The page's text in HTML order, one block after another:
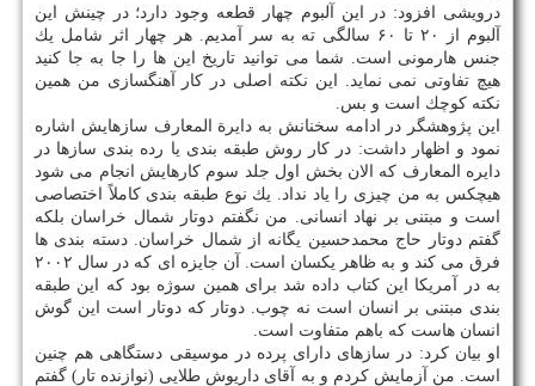
درویشی افزود: در این آلبوم چهار قطعه وجود دارد؛ در چینش این
آلبوم از ۲۰ تا ۶۰ سالگی ته به سر آمدیم. هر چهار اثر شامل یك
جنس هارمونی است. شما می توانید تاریخ این ها را جا به جا كنید
هیچ تفاوتی نمی نماید. این نكته اصلی در كار آهنگسازی من همین
نكته كوچك است و بس.
این پژوهشگر در ادامه سخنانش به دایرة المعارف سازهایش اشاره
نمود و اظهار داشت: در كار روش طبقه بندی یا رده بندی سازها در
دایره المعارف كه الان بخش اول جلد سوم كارهایش انجام می شود
هیچكس به من چیزی را یاد نداد. یك نوع طبقه بندی كاملاً اختصاصی
است و مبتنی بر نهاد انسانی. من نگفتم دوتار شمال خراسان بلكه
گفتم دوتار حاج محمدحسین یگانه از شمال خراسان. دسته بندی ها
فرق می كند و به ظاهر یكسان است. آن جایزه ای كه در سال ۲۰۰۲
به در آمریكا این كتاب داده شد برای همین سوژه بود كه این طبقه
بندی مبتنی بر انسان است نه چوب. دوتار كه دوتار است این گوش
انسان هاست كه باهم متفاوت است.
او بیان كرد: در سازهای دارای پرده در موسیقی دستگاهی هم چنین
است. من آزمایش كردم و به آقای داریوش طلایی (نوازنده تار) گفتم